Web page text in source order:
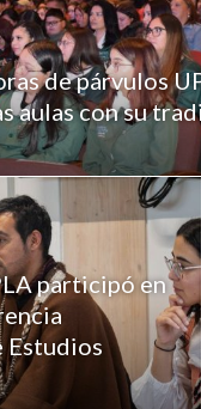
de párvulos
aulas con su
participó en
Estudios